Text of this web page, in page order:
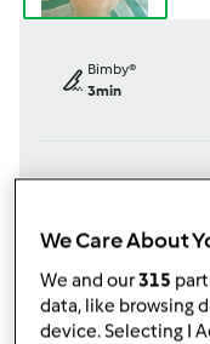
Bimby®
3min
We Care About
We and our315
data, like browsing
device. Selecting I